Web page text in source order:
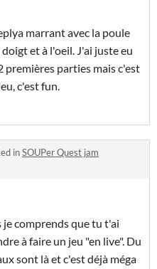
marrant avec la poule
et à l'oeil. J'ai juste eu
premières parties mais c'est
c'est fun.
inSOUPer Quest jam
comprends que tu t'ai
à faire un jeu "en live". Du
sont là et c'est déjà méga